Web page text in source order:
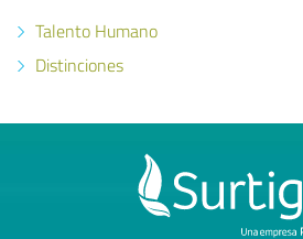
Talento Humano
Distinciones